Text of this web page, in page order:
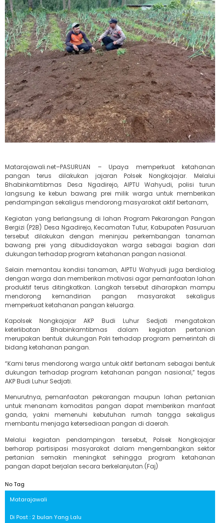
Matarajawali.net–PASURUAN – Upaya memperkuat ketahanan
pangan terus dilakukan jajaran Polsek Nongkojajar. Melalui
Bhabinkamtibmas Desa Ngadirejo, AIPTU Wahyudi, polisi turun
langsung ke kebun bawang prei milik warga untuk memberikan
pendampingan sekaligus mendorong masyarakat aktif bertanam,
Kegiatan yang berlangsung di lahan Program Pekarangan Pangan
Bergizi (P2B) Desa Ngadirejo, Kecamatan Tutur, Kabupaten Pasuruan
tersebut dilakukan dengan meninjau perkembangan tanaman
bawang prei yang dibudidayakan warga sebagai bagian dari
dukungan terhadap program ketahanan pangan nasional.
Selain memantau kondisi tanaman, AIPTU Wahyudi juga berdialog
dengan warga dan memberikan motivasi agar pemanfaatan lahan
produktif terus ditingkatkan. Langkah tersebut diharapkan mampu
mendorong kemandirian pangan masyarakat sekaligus
memperkuat ketahanan pangan keluarga.
Kapolsek Nongkojajar AKP Budi Luhur Sedjati mengatakan
keterlibatan Bhabinkamtibmas dalam kegiatan pertanian
merupakan bentuk dukungan Polri terhadap program pemerintah di
bidang ketahanan pangan.
“Kami terus mendorong warga untuk aktif bertanam sebagai bentuk
dukungan terhadap program ketahanan pangan nasional,” tegas
AKP Budi Luhur Sedjati.
Menurutnya, pemanfaatan pekarangan maupun lahan pertanian
untuk menanam komoditas pangan dapat memberikan manfaat
ganda, yakni memenuhi kebutuhan rumah tangga sekaligus
membantu menjaga ketersediaan pangan di daerah.
Melalui kegiatan pendampingan tersebut, Polsek Nongkojajar
berharap partisipasi masyarakat dalam mengembangkan sektor
pertanian semakin meningkat sehingga program ketahanan
pangan dapat berjalan secara berkelanjutan.(Faj)
No Tag
Matarajawali
Di Post : 2 bulan Yang Lalu